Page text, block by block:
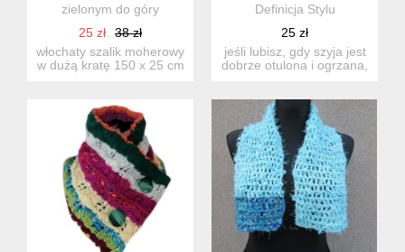
zielonym do góry
25 zł
38 zł
włochaty szalik moherowy
w dużą kratę 150 x 25 cm
Definicja Stylu
25 zł
jeśli lubisz, gdy szyja jest
dobrze otulona i ogrzana,